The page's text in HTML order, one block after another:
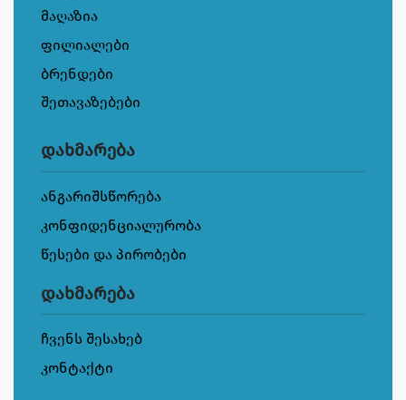
მაღაზია
ფილიალები
ბრენდები
შეთავაზებები
დახმარება
ანგარიშსწორება
კონფიდენციალურობა
წესები და პირობები
დახმარება
ჩვენს შესახებ
კონტაქტი